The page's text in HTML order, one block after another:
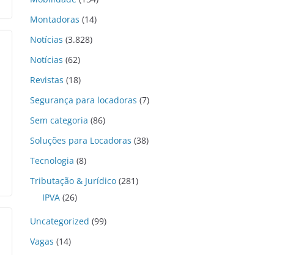
Montadoras (14)
Notícias (3.828)
Notícias (62)
Revistas (18)
Segurança para locadoras (7)
Sem categoria (86)
Soluções para Locadoras (38)
Tecnologia (8)
Tributação & Jurídico (281)
IPVA (26)
Uncategorized (99)
Vagas (14)